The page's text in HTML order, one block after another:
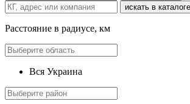
искать в каталоге
Расстояние в радиусе, км
Вся Украина